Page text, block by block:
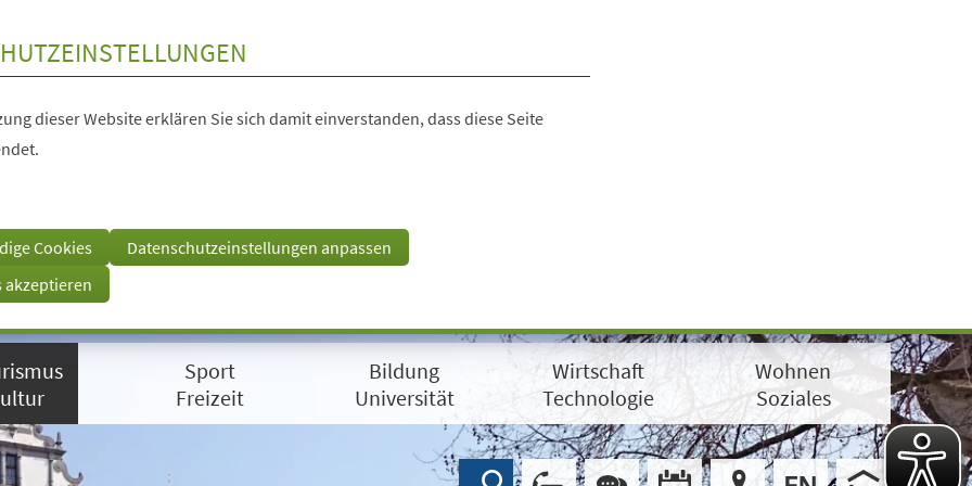
dieser Website erklären Sie sich damit einverstanden, dass diese Seite
Cookies
Datenschutzeinstellungen anpassen
akzeptieren
Sport
Freizeit
Bildung
Universität
Wirtschaft
Technologie
Wohnen
Soziales